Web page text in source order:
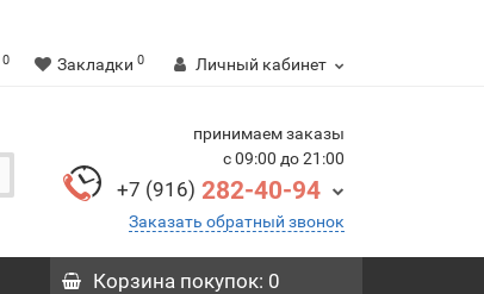
0 Закладки 0 Личный кабинет
принимаем заказы
с 09:00 до 21:00
+7 (916) 282-40-94
Заказать обратный звонок
Корзинапокупок: 0